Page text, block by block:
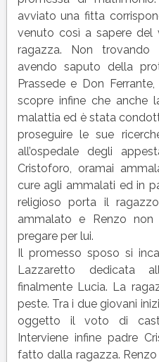
avviato una fitta
venuto così a sapere
ragazza. Non trovando
avendo saputo della
Prassede e Don
scopre infine che anche
malattia ed è stata
proseguire le sue
all’ospedale degli
Cristoforo, oramai
cure agli ammalati ed in
religioso porta il
ammalato e Renzo
pregare per lui.
Il promesso sposo si
Lazzaretto dedicata
finalmente Lucia. La
peste. Tra i due giovani
oggetto il voto di
Interviene infine padre
fatto dalla ragazza.